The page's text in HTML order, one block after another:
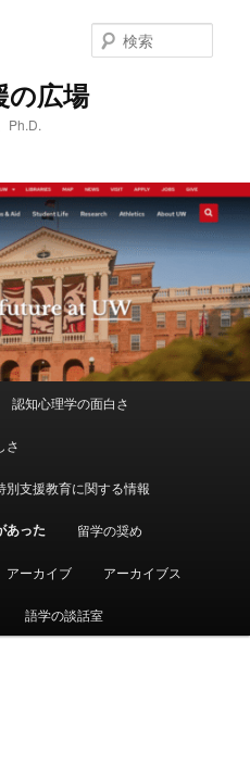
の広場
Ph.D.
索
認知心理学の面白さ
さ
別支援教育に関する情報
あった 留学の奨め
アーカイブ アーカイブス
語学の談話室